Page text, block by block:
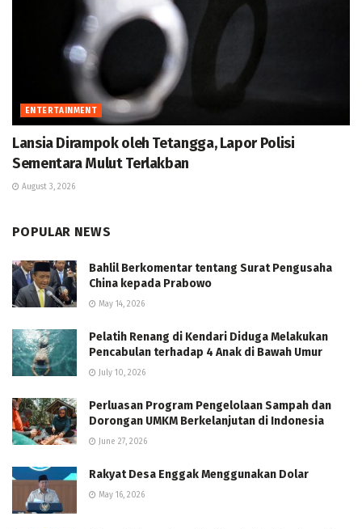
ENTERTAINMENT
Lansia Dirampok oleh Tetangga, Lapor Polisi
Sementara Mulut Terlakban
August 3, 2026
POPULAR NEWS
Bahlil Berkomentar tentang Surat Pengusaha
China kepada Prabowo
May 14, 2026
Pelatih Renang di Kendari Diduga Melakukan
Pencabulan terhadap 4 Anak di Bawah Umur
July 10, 2026
Perluasan Program Pengelolaan Sampah dan
Dorongan UMKM Berkelanjutan di Indonesia
June 27, 2026
Rakyat Desa Enggak Menggunakan Dolar
May 16, 2026